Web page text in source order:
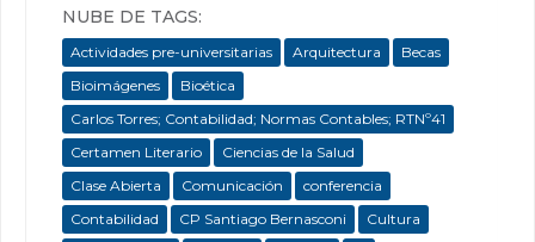
NUBE DE TAGS:
Actividades pre-universitarias Arquitectura
Becas
Bioimágenes
Bioética
Carlos Torres; Contabilidad; Normas Contables; RTNº41
Certamen Literario
Ciencias de la Salud
Clase Abierta
Comunicación
conferencia
Contabilidad
CP Santiago Bernasconi
Cultura